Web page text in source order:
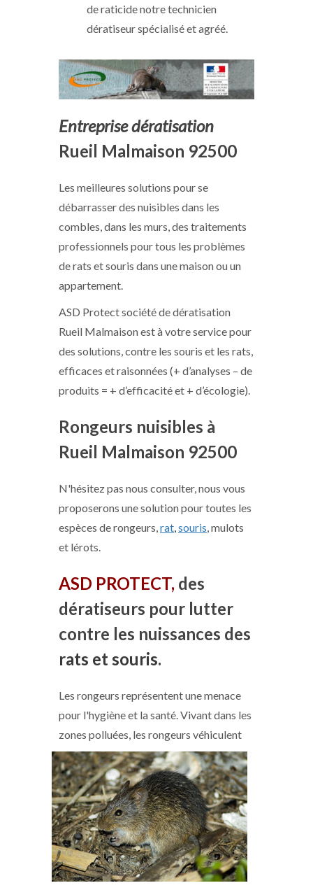
de raticide notre technicien
dératiseur spécialisé et agréé.
Entreprise dératisation
Rueil Malmaison 92500
Les meilleures solutions pour se
débarrasser des nuisibles dans les
combles, dans les murs, des traitements
professionnels pour tous les problèmes
de rats et souris dans une maison ou un
appartement.
ASD Protect société de dératisation
Rueil Malmaison est à votre service pour
des solutions, contre les souris et les rats,
efficaces et raisonnées (+ d’analyses – de
produits = + d’efficacité et + d’écologie).
Rongeurs nuisibles à
Rueil Malmaison 92500
N'hésitez pas nous consulter, nous vous
proposerons une solution pour toutes les
espèces de rongeurs, rat souris , mulots
et lérots.
ASD PROTECT, des
dératiseurs pour lutter
contre les nuissances des
rats et souris.
Les rongeurs représentent une menace
pour l'hygiène et la santé. Vivant dans les
zones polluées, les rongeurs véhiculent